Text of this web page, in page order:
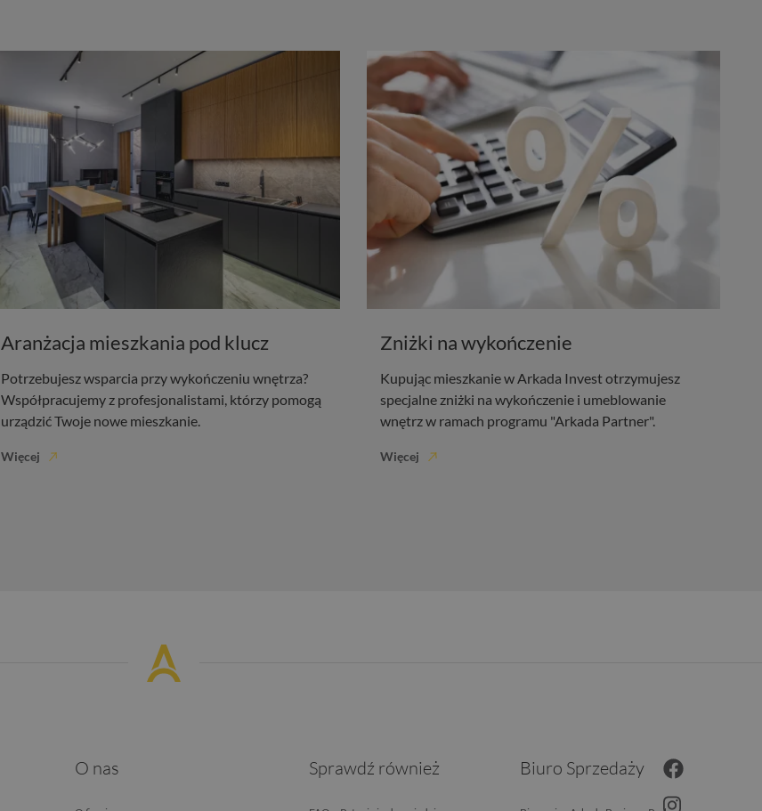
Aranżacja mieszkania pod klucz
Potrzebujesz wsparcia przy wykończeniu wnętrza?
Współpracujemy z profesjonalistami, którzy pomogą
urządzić Twoje nowe mieszkanie.
Więcej
Zniżki na wykończenie
Kupując mieszkanie w Arkada Invest otrzymujesz
specjalne zniżki na wykończenie i umeblowanie
wnętrz w ramach programu "Arkada Partner".
Więcej
O nas Sprawdź również Biuro Sprzedaży